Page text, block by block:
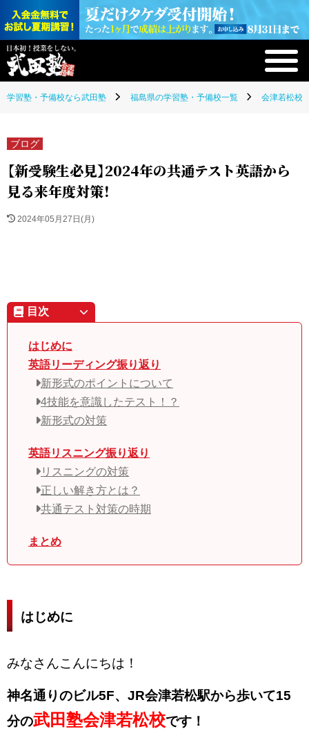
学習塾・予備校なら武田塾 福島県の学習塾・予備校一覧 会津若松校(
ブログ
【新受験生必見】2024年の共通テスト英語から
見る来年度対策！
2024年05月27日(月)
目次
はじめに
英語リーディング振り返り
新形式のポイントについて
4技能を意識したテスト！？
新形式の対策
英語リスニング振り返り
リスニングの対策
正しい解き方とは？
共通テスト対策の時期
まとめ
はじめに
みなさんこんにちは！
神名通りのビル5F、JR会津若松駅から歩いて15
分の武田塾会津若松校です！